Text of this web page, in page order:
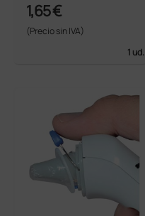
1,65 €
(Precio sin IVA)
1 ud.